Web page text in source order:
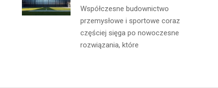
Współczesne budownictwo
przemysłowe i sportowe coraz
częściej sięga po nowoczesne
rozwiązania, które